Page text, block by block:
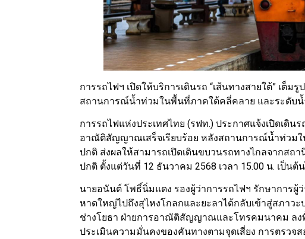
การรถไฟฯ เปิดให้บริการเดินรถ “เส้นทางสายใต้” เต็
สถานการณ์น้ำท่วมในพื้นที่ภาคใต้คลี่คลาย และระดับน้
การรถไฟแห่งประเทศไทย (รฟท.) ประกาศแจ้งเปิดเดิ
อาณัติสัญญาณเสร็จเรียบร้อย หลังสถานการณ์น้ำท่วม
ปกติ ส่งผลให้สามารถเปิดเดินขบวนรถทางไกลจากสถ
ปกติ ตั้งแต่วันที่ 12 ธันวาคม 2568 เวลา 15.00 น. เป็นต้
นายอนันต์ โพธิ์นิ่มแดง รองผู้ว่าการรถไฟฯ รักษาการผู้
หาดใหญ่ไปถึงสุไหงโกลกและยะลาได้กลับเข้าสู่สภาวะ
ช่างโยธา ฝ่ายการอาณัติสัญญาณและโทรคมนาคม ลง
ประเมินความมั่นคงของคันทางตามจุดเสี่ยง การตรว